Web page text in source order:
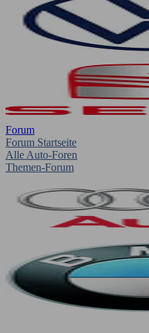
Forum
Forum Startseite
Alle Auto-Foren
Themen-Forum